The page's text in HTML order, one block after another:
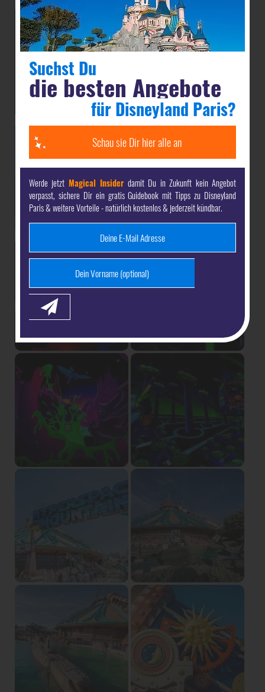
Suchst Du
die besten Angebote
für Disneyland Paris?
Schau sie Dir hier alle an
Werde jetzt Magical Insider damit Du in Zukunft kein Angebot
verpasst, sichere Dir ein gratis Guidebook mit Tipps zu Disneyland
Paris & weitere Vorteile - natürlich kostenlos & jederzeit kündbar.